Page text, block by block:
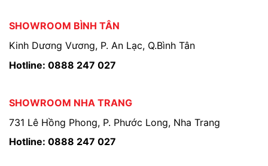
SHOWROOM BÌNH TÂN
Kinh Dương Vương, P. An Lạc, Q.Bình Tân
Hotline: 0888 247 027
SHOWROOM NHA TRANG
731 Lê Hồng Phong, P. Phước Long, Nha Trang
Hotline: 0888 247 027